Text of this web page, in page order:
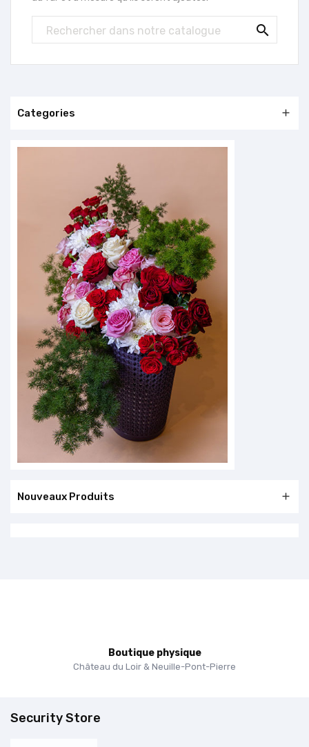

Categories 
Nouveaux Produits 
Boutique physique
Château du Loir & Neuille-Pont-Pierre
Security Store